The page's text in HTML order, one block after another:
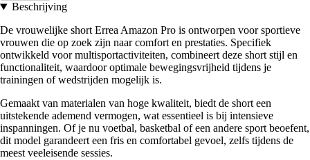
Beschrijving
De vrouwelijke short Errea Amazon Pro is ontworpen voor sportieve
vrouwen die op zoek zijn naar comfort en prestaties. Specifiek
ontwikkeld voor multisportactiviteiten, combineert deze short stijl en
functionaliteit, waardoor optimale bewegingsvrijheid tijdens je
trainingen of wedstrijden mogelijk is.
Gemaakt van materialen van hoge kwaliteit, biedt de short een
uitstekende ademend vermogen, wat essentieel is bij intensieve
inspanningen. Of je nu voetbal, basketbal of een andere sport beoefent,
dit model garandeert een fris en comfortabel gevoel, zelfs tijdens de
meest veeleisende sessies.